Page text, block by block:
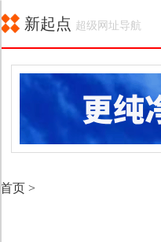
新起点 超级网址导航
首页 >